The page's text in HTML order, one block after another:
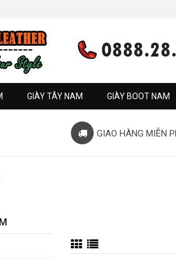
GIÀY TÂY NAM GIÀY BOOT NAM
GIAO HÀNG MIỄN